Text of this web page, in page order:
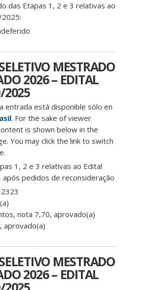
das Etapas 1, 2 e 3 relativas ao
MESTRADO
2026 – EDITAL
2025
entrada está disponible sólo en
. For the sake of viewer
is shown below in the
You may click the link to switch
1, 2 e 3 relativas ao Edital
pedidos de reconsideração
nota 7,70, aprovado(a)
aprovado(a)
MESTRADO
2026 – EDITAL